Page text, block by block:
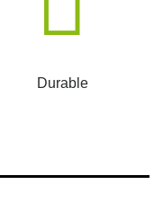
Durable